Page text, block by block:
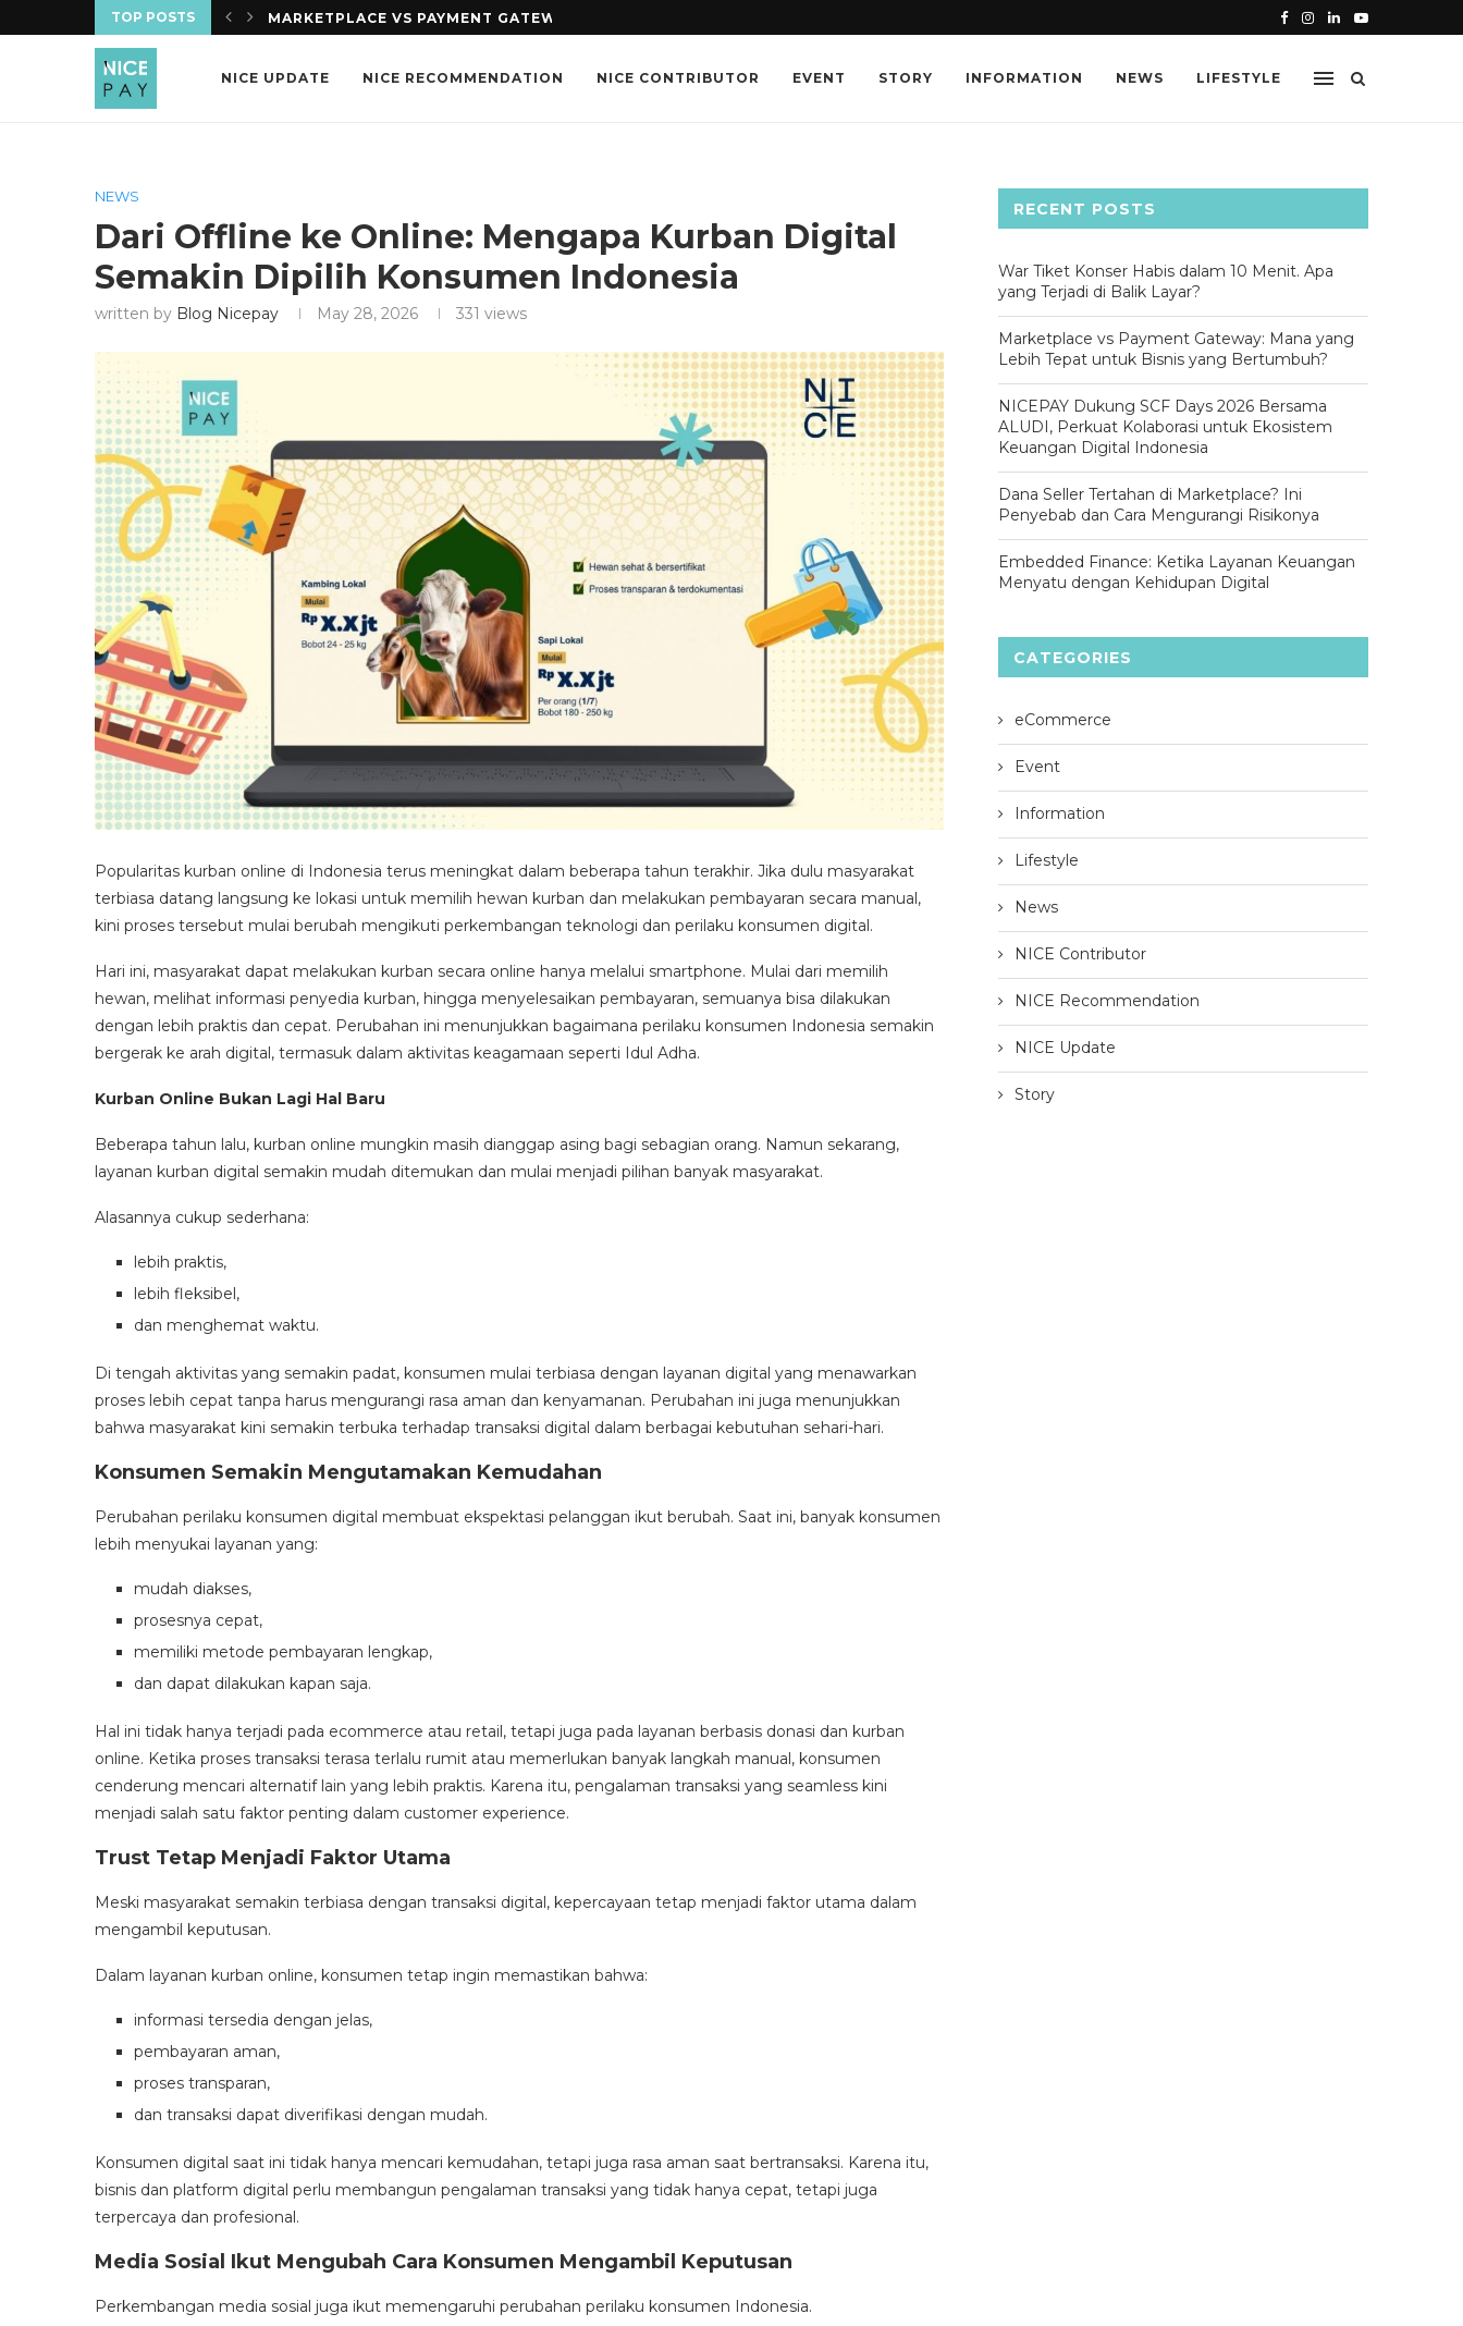
TOP POSTS
DALAM 10 MENIT. APA... MARKETPLACE VS PAYMENT GATEWAY: MANA YANG LEBIH TEPAT... DANA SELLER TERTAHAN DI
NICE UPDATE NICE RECOMMENDATION NICE CONTRIBUTOR EVENT STORY INFORMATION NEWS LIFESTYLE
NEWS
Dari Offline ke Online: Mengapa Kurban Digital
Semakin Dipilih Konsumen Indonesia
written by Blog Nicepay May 28, 2026 331 views
Popularitas kurban online di Indonesia terus meningkat dalam beberapa tahun terakhir. Jika dulu masyarakat
terbiasa datang langsung ke lokasi untuk memilih hewan kurban dan melakukan pembayaran secara manual,
kini proses tersebut mulai berubah mengikuti perkembangan teknologi dan perilaku konsumen digital.
Hari ini, masyarakat dapat melakukan kurban secara online hanya melalui smartphone. Mulai dari memilih
hewan, melihat informasi penyedia kurban, hingga menyelesaikan pembayaran, semuanya bisa dilakukan
dengan lebih praktis dan cepat. Perubahan ini menunjukkan bagaimana perilaku konsumen Indonesia semakin
bergerak ke arah digital, termasuk dalam aktivitas keagamaan seperti Idul Adha.
Kurban Online Bukan Lagi Hal Baru
Beberapa tahun lalu, kurban online mungkin masih dianggap asing bagi sebagian orang. Namun sekarang,
layanan kurban digital semakin mudah ditemukan dan mulai menjadi pilihan banyak masyarakat.
Alasannya cukup sederhana:
lebih praktis,
lebih fleksibel,
dan menghemat waktu.
Di tengah aktivitas yang semakin padat, konsumen mulai terbiasa dengan layanan digital yang menawarkan
proses lebih cepat tanpa harus mengurangi rasa aman dan kenyamanan. Perubahan ini juga menunjukkan
bahwa masyarakat kini semakin terbuka terhadap transaksi digital dalam berbagai kebutuhan sehari-hari.
Konsumen Semakin Mengutamakan Kemudahan
Perubahan perilaku konsumen digital membuat ekspektasi pelanggan ikut berubah. Saat ini, banyak konsumen
lebih menyukai layanan yang:
mudah diakses,
prosesnya cepat,
memiliki metode pembayaran lengkap,
dan dapat dilakukan kapan saja.
Hal ini tidak hanya terjadi pada ecommerce atau retail, tetapi juga pada layanan berbasis donasi dan kurban
online. Ketika proses transaksi terasa terlalu rumit atau memerlukan banyak langkah manual, konsumen
cenderung mencari alternatif lain yang lebih praktis. Karena itu, pengalaman transaksi yang seamless kini
menjadi salah satu faktor penting dalam customer experience.
Trust Tetap Menjadi Faktor Utama
Meski masyarakat semakin terbiasa dengan transaksi digital, kepercayaan tetap menjadi faktor utama dalam
mengambil keputusan.
Dalam layanan kurban online, konsumen tetap ingin memastikan bahwa:
informasi tersedia dengan jelas,
pembayaran aman,
proses transparan,
dan transaksi dapat diverifikasi dengan mudah.
Konsumen digital saat ini tidak hanya mencari kemudahan, tetapi juga rasa aman saat bertransaksi. Karena itu,
bisnis dan platform digital perlu membangun pengalaman transaksi yang tidak hanya cepat, tetapi juga
terpercaya dan profesional.
Media Sosial Ikut Mengubah Cara Konsumen Mengambil Keputusan
Perkembangan media sosial juga ikut memengaruhi perubahan perilaku konsumen Indonesia.
RECENT POSTS
War Tiket Konser Habis dalam 10 Menit. Apa
yang Terjadi di Balik Layar?
Marketplace vs Payment Gateway: Mana yang
Lebih Tepat untuk Bisnis yang Bertumbuh?
NICEPAY Dukung SCF Days 2026 Bersama
ALUDI, Perkuat Kolaborasi untuk Ekosistem
Keuangan Digital Indonesia
Dana Seller Tertahan di Marketplace? Ini
Penyebab dan Cara Mengurangi Risikonya
Embedded Finance: Ketika Layanan Keuangan
Menyatu dengan Kehidupan Digital
CATEGORIES
eCommerce
Event
Information
Lifestyle
News
NICE Contributor
NICE Recommendation
NICE Update
Story